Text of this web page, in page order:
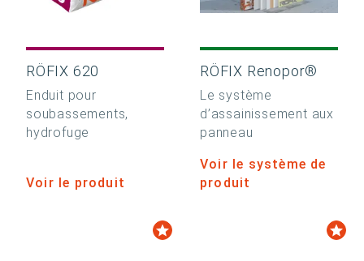
RÖFIX 620
Enduit pour
soubassements,
hydrofuge
Voir le produit
RÖFIX Renopor®
Le système
d’assainissement aux
panneau
Voir le système de
produit